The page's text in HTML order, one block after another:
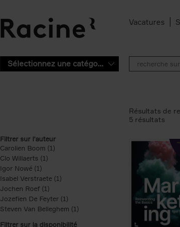
Vacatures
Sélectionnez une catégorie
Filtrer sur l'auteur
Carolien Boom (1)
Clo Willaerts (1)
Igor Nowé (1)
Isabel Verstraete (1) Apply Isabel Verstraete filter
Jochen Roef (1)
Jozefien De Feyter (1) Apply Jozefien De Feyter filter
Steven Van Belleghem (1) Apply Steven Van Belleghem
Filtrer sur la disponibilité
Résultats de
5 résultats